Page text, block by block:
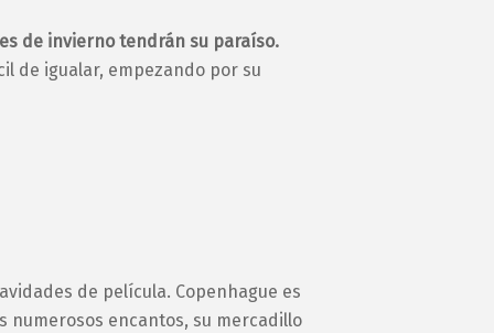
de invierno tendrán su paraíso.
de igualar, empezando por su
de película. Copenhague es
numerosos encantos, su mercadillo